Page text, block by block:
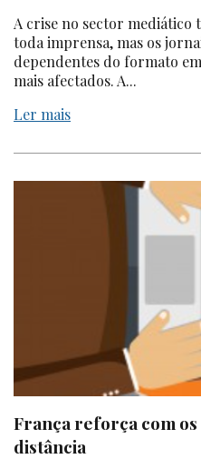
A crise no sector mediático
toda imprensa, mas os
dependentes do formato
mais afectados. A...
Ler mais
França reforça com os
distância